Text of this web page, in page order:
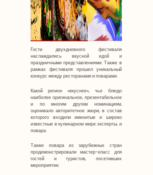
Гости двухдневного фестиваля
наслаждались вкусной едой и
праздничными представлениями. Также в
рамках фестиваля прошел уникальный
конкурс между ресторанами и поварами.
Какой регион «вкуснее», чье блюдо
наиболее оригинальное, презентабельное
и по многим другим номинациям,
оценивало авторитетное жюри, в состав
которого входили именитые и широко
известные в кулинарном мире эксперты, и
повара.
Также повара из зарубежных стран
продемонстрировали мастер-класс для
гостей и туристов, посетивших
мероприятие.